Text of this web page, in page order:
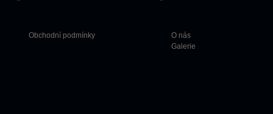
Obchodní podmínky
O nás
Galerie